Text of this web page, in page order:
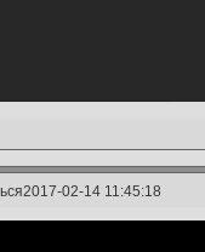
2017-02-14 11:45:18